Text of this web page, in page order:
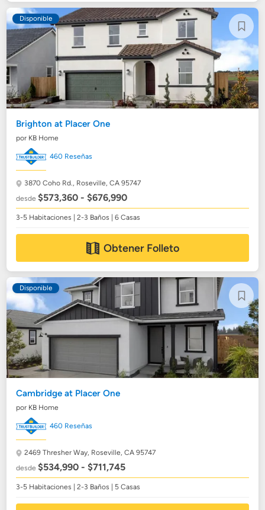
Disponible
Brighton at Placer One
por KB Home
460 Reseñas
3870 Coho Rd., Roseville, CA 95747
desde$573,360 - $676,990
3-5 Habitaciones | 2-3 Baños | 6 Casas
Obtener Folleto
Disponible
Cambridge at Placer One
por KB Home
460 Reseñas
2469 Thresher Way, Roseville, CA 95747
desde$534,990 - $711,745
3-5 Habitaciones | 2-3 Baños | 5 Casas